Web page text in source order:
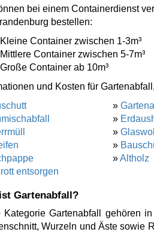
bei einem Containerdienst
bestellen:
Kleine Container zwischen 1-3m³
Mittlere Container zwischen 5-7m³
Große Container ab 10m³
und Kosten für
entsorgen
»
»
»
»
»Altholz
Gartenabfall?
Kategorie Gartenabfall gehören
Wurzeln und Äste sowie